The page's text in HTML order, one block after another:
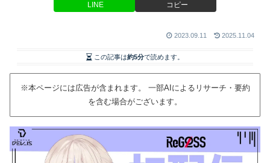
LINE コピー
2023.09.11 2025.11.04
この記事は約5分で読めます。
※本ページには広告が含まれます。 一部AIによるリサーチ・要約
を含む場合がございます。